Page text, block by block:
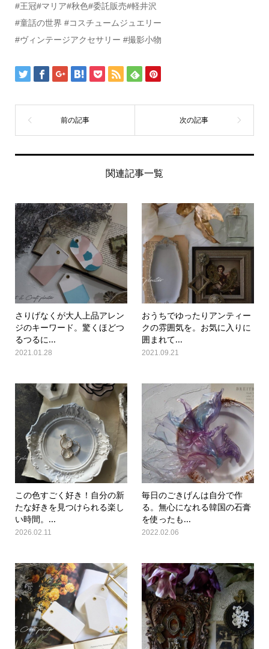
#王冠#マリア#秋色#委託販売#軽井沢
#童話の世界 #コスチュームジュエリー
#ヴィンテージアクセサリー #撮影小物
関連記事一覧
さりげなくが大人上品アレン
ジのキーワード。驚くほどつ
るつるに...
2021.01.28
おうちでゆったりアンティー
クの雰囲気を。お気に入りに
囲まれて...
2021.09.21
この色すごく好き！自分の新
たな好きを見つけられる楽し
い時間。...
2026.02.11
毎日のごきげんは自分で作
る。無心になれる韓国の石膏
を使ったも...
2022.02.06